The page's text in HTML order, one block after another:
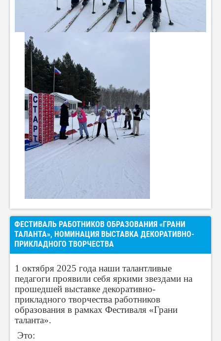
ФЕСТИВАЛЬ РАБОТНИКОВ ОБРАЗОВАНИЯ «ГРАНИ
ТАЛАНТА», НОМИНАЦИЯ ВЫСТАВКА ДЕКОРАТИВНО-
ПРИКЛАДНОГО ТВОРЧЕСТВА
1 октября 2025 года наши талантливые
педагоги проявили себя яркими звездами на
прошедшей выставке декоративно-
прикладного творчества работников
образования в рамках Фестиваля «Грани
таланта».
Это: